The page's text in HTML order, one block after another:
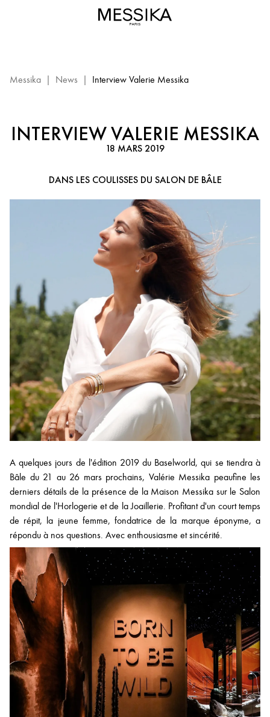
joaillerie
Messika | News | Interview Valerie Messika
INTERVIEW VALERIE MESSIKA
18 MARS 2019
DANS LES COULISSES DU SALON DE BÂLE
A quelques jours de l'édition 2019 du Baselworld, qui se tiendra à
Bâle du 21 au 26 mars prochains, Valérie Messika peaufine les
derniers détails de la présence de la Maison Messika sur le Salon
mondial de l'Horlogerie et de la Joaillerie. Profitant d'un court temps
de répit, la jeune femme, fondatrice de la marque éponyme, a
répondu à nos questions. Avec enthousiasme et sincérité.